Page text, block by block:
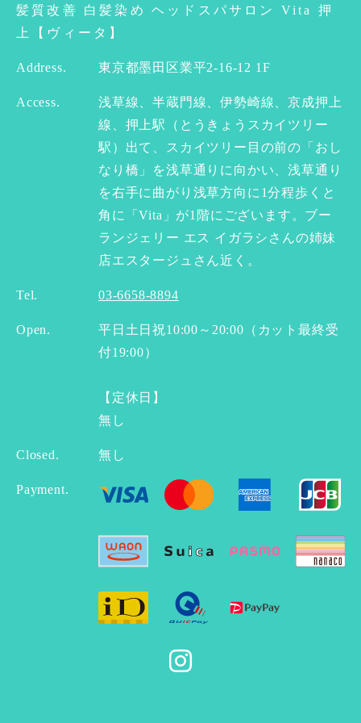
髪質改善 白髪染め ヘッドスパサロン Vita 押
上【ヴィータ】
Address. 東京都墨田区業平2-16-12 1F
Access.
浅草線、半蔵門線、伊勢崎線、京成押上
線、押上駅（とうきょうスカイツリー
駅）出て、スカイツリー目の前の「おし
なり橋」を浅草通りに向かい、浅草通り
を右手に曲がり浅草方向に1分程歩くと
角に「Vita」が1階にございます。ブー
ランジェリー エス イガラシさんの姉妹
店エスタージュさん近く。
Tel. 03-6658-8894
Open.
平日土日祝10:00～20:00（カット最終受
付19:00）
【定休日】
無し
Closed. 無し
Payment.